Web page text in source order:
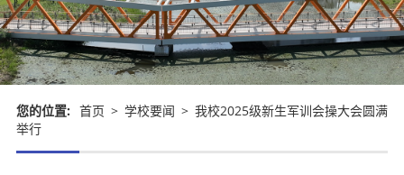
您的位置: 首页 > 学校要闻 > 我校2025级新生军训会操大会圆满
举行